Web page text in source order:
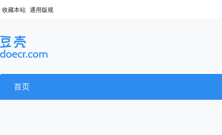
收藏本站 通用版规
首页